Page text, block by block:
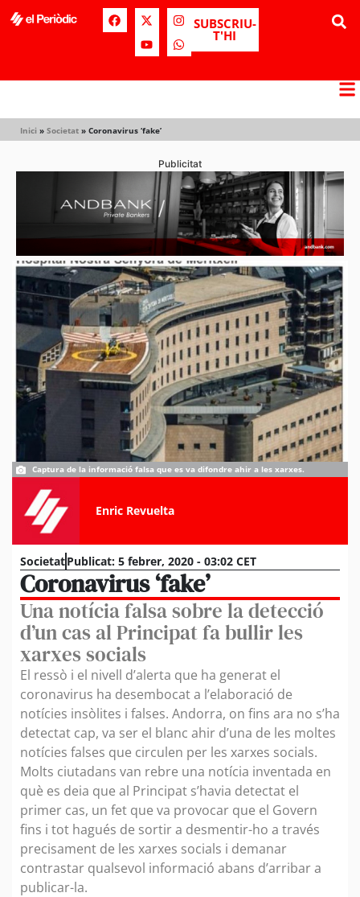
SUBSCRIU-
T'HI
Inici » Societat » Coronavirus ‘fake’
Publicitat
Captura de la informació falsa que es va difondre ahir a les xarxes.
Enric Revuelta
SocietatPublicat: 5 febrer, 2020 - 03:02 CET
Coronavirus ‘fake’
Una notícia falsa sobre la detecció
d’un cas al Principat fa bullir les
xarxes socials
El ressò i el nivell d’alerta que ha generat el
coronavirus ha desembocat a l’elaboració de
notícies insòlites i falses. Andorra, on fins ara no s’ha
detectat cap, va ser el blanc ahir d’una de les moltes
notícies falses que circulen per les xarxes socials.
Molts ciutadans van rebre una notícia inventada en
què es deia que al Principat s’havia detectat el
primer cas, un fet que va provocar que el Govern
fins i tot hagués de sortir a desmentir-ho a través
precisament de les xarxes socials i demanar
contrastar qualsevol informació abans d’arribar a
publicar-la.